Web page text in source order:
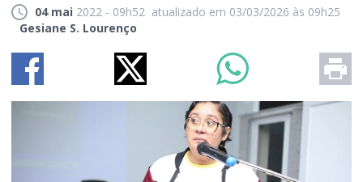
04 mai 2022 - 09h52 atualizado em 03/03/2026 às 09h25
Gesiane S. Lourenço